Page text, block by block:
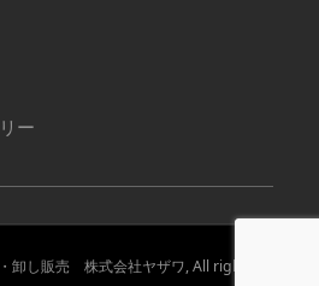
ー
卸し販売 株式会社ヤザワ, All rights reserved